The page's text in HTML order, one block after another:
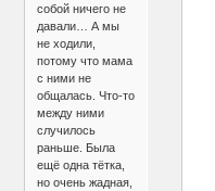
собой ничего не
давали… А мы
не ходили,
потому что мама
с ними не
общалась. Что-то
между ними
случилось
раньше. Была
ещё одна тётка,
но очень жадная,